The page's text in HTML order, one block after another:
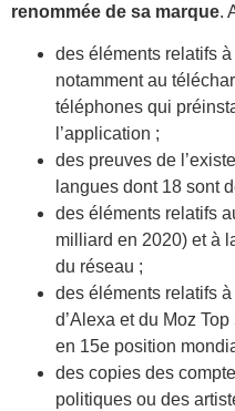
renommée de sa marque.
des éléments relatifs
notamment au
téléphones qui
l’application ;
des preuves de
langues dont 18 sont
des éléments relatifs
milliard en 2020) et à
du réseau ;
des éléments relatifs
d’Alexa et du Moz
en 15e position
des copies des
politiques ou des